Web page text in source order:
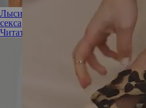
Лысина в топе: что ищут
секса
Читать полностью